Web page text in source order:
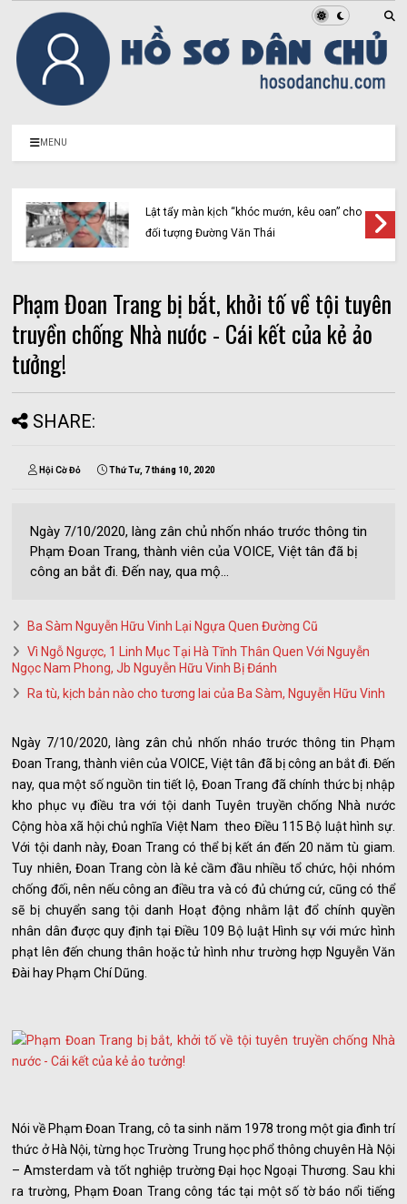
MENU
Lật tẩy màn kịch “khóc mướn, kêu oan” cho
đối tượng Đường Văn Thái
Phạm Đoan Trang bị bắt, khởi tố về tội tuyên
truyền chống Nhà nước - Cái kết của kẻ ảo
tưởng!
SHARE:
Hội Cờ Đỏ Thứ Tư, 7 tháng 10, 2020
Ngày 7/10/2020, làng zân chủ nhốn nháo trước thông tin
Phạm Đoan Trang, thành viên của VOICE, Việt tân đã bị
công an bắt đi. Đến nay, qua mộ...
Ba Sàm Nguyễn Hữu Vinh Lại Ngựa Quen Đường Cũ
Vì Ngỗ Ngược, 1 Linh Mục Tại Hà Tĩnh Thân Quen Với Nguyễn
Ngọc Nam Phong, Jb Nguyễn Hữu Vinh Bị Đánh
Ra tù, kịch bản nào cho tương lai của Ba Sàm, Nguyễn Hữu Vinh
Ngày 7/10/2020, làng zân chủ nhốn nháo trước thông tin Phạm
Đoan Trang, thành viên của VOICE, Việt tân đã bị công an bắt đi. Đến
nay, qua một số nguồn tin tiết lộ, Đoan Trang đã chính thức bị nhập
kho phục vụ điều tra với tội danh Tuyên truyền chống Nhà nước
Cộng hòa xã hội chủ nghĩa Việt Nam theo Điều 115 Bộ luật hình sự.
Với tội danh này, Đoan Trang có thể bị kết án đến 20 năm tù giam.
Tuy nhiên, Đoan Trang còn là kẻ cầm đầu nhiều tổ chức, hội nhóm
chống đối, nên nếu công an điều tra và có đủ chứng cứ, cũng có thể
sẽ bị chuyển sang tội danh Hoạt động nhằm lật đổ chính quyền
nhân dân được quy định tại Điều 109 Bộ luật Hình sự với mức hình
phạt lên đến chung thân hoặc tử hình như trường hợp Nguyễn Văn
Đài hay Phạm Chí Dũng.
Nói về Phạm Đoan Trang, cô ta sinh năm 1978 trong một gia đình trí
thức ở Hà Nội, từng học Trường Trung học phổ thông chuyên Hà Nội
– Amsterdam và tốt nghiệp trường Đại học Ngoại Thương. Sau khi
ra trường, Phạm Đoan Trang công tác tại một số tờ báo nổi tiếng